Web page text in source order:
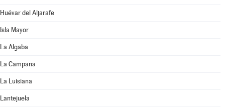
Huévar del Aljarafe
Isla Mayor
La Algaba
La Campana
La Luisiana
Lantejuela